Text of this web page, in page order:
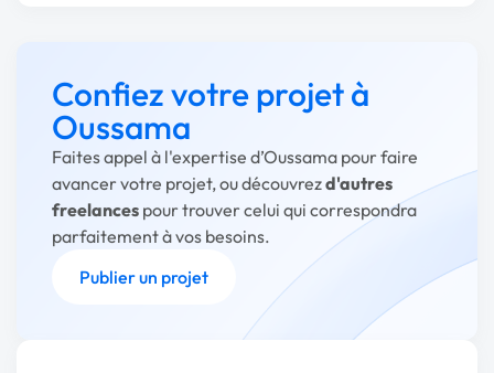
Confiez votre projet à
Oussama
Faites appel à l'expertise d’Oussama pour faire
avancer votre projet, ou découvrezd'autres
freelances pour trouver celui qui correspondra
parfaitement à vos besoins.
Publier un projet